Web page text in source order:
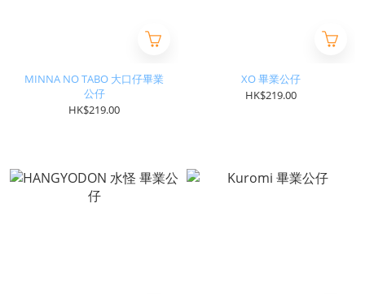
MINNA NO TABO 大口仔畢業
公仔
HK$219.00
XO 畢業公仔
HK$219.00